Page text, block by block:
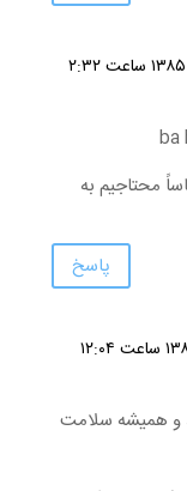
| نوشته شده در تاریخ ۳ مهر ۱۳۸۵ ساعت ۲:۳۲
ba
محتاجیم به
پاسخ
| نوشته شده در تاریخ ۳ مهر ۱۳۸۵ ساعت ۱۲:۰۴
و همیشه سلامت